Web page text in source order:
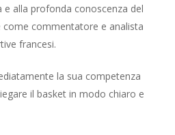
e alla profonda conoscenza del
come commentatore e analista
francesi.
la sua competenza
il basket in modo chiaro e